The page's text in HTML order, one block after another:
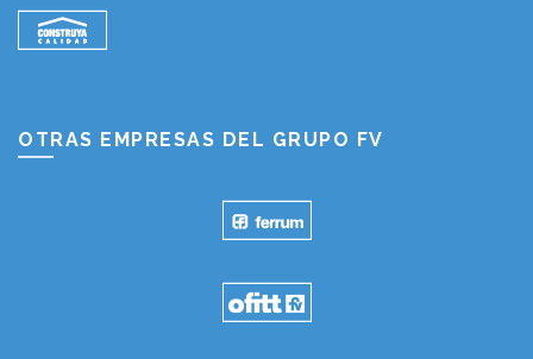
OTRAS EMPRESAS DEL GRUPO FV